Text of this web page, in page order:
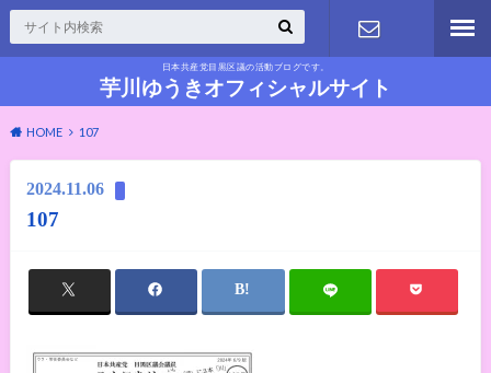
日本共産党目黒区議の活動ブログです。
芋川ゆうきオフィシャルサイト
お問い合わ
HOME 107
2024.11.06
107